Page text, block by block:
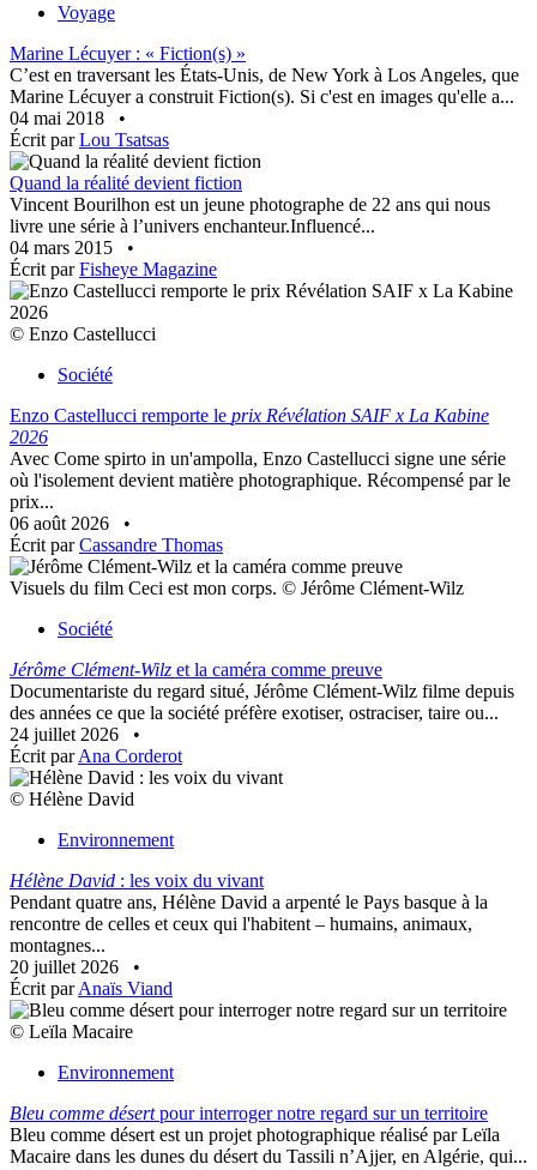
Voyage
Marine Lécuyer : « Fiction(s) »
C’est en traversant les États-Unis, de New York à Los Angeles, que
Marine Lécuyer a construit Fiction(s). Si c'est en images qu'elle a...
04 mai 2018
•
Écrit parLou Tsatsas
Quand la réalité devient fiction
Vincent Bourilhon est un jeune photographe de 22 ans qui nous
livre une série à l’univers enchanteur.Influencé...
04 mars 2015
•
Écrit parFisheye Magazine
© Enzo Castellucci
Société
Enzo Castellucci remporte le prix Révélation SAIF x La Kabine
2026
Avec Come spirto in un'ampolla, Enzo Castellucci signe une série
où l'isolement devient matière photographique. Récompensé par le
prix...
06 août 2026
•
Écrit parCassandre Thomas
Visuels du film Ceci est mon corps. © Jérôme Clément-Wilz
Société
Jérôme Clément-Wilz et la caméra comme preuve
Documentariste du regard situé, Jérôme Clément-Wilz filme depuis
des années ce que la société préfère exotiser, ostraciser, taire ou...
24 juillet 2026
•
Écrit parAna Corderot
© Hélène David
Environnement
Hélène David : les voix du vivant
Pendant quatre ans, Hélène David a arpenté le Pays basque à la
rencontre de celles et ceux qui l'habitent – humains, animaux,
montagnes...
20 juillet 2026
•
Écrit parAnaïs Viand
© Leïla Macaire
Environnement
Bleu comme désertpour interroger notre regard sur un territoire
Bleu comme désert est un projet photographique réalisé par Leïla
Macaire dans les dunes du désert du Tassili n’Ajjer, en Algérie, qui...